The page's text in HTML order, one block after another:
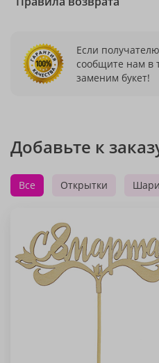
Если
сообщите нам в
заменим букет!
Добавьте к
Все Открытки